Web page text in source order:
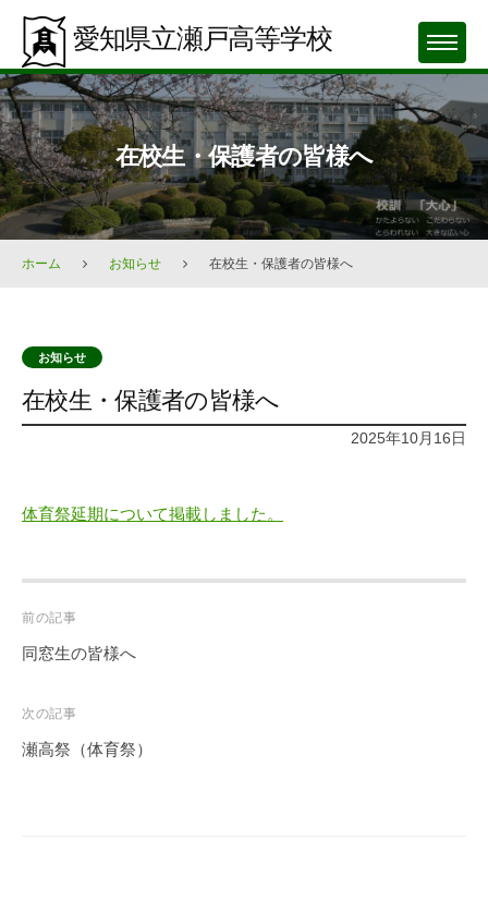
Skip
content
愛知県立瀬戸高等学校 MENU
在校生・保護者の皆様へ
ホーム お知らせ 在校生・保護者の皆様へ
お知らせ
在校生・保護者の皆様へ
2025年10月16日
体育祭延期について掲載しました。
Post
navigation
前の記事
同窓生の皆様へ
次の記事
瀬高祭（体育祭）